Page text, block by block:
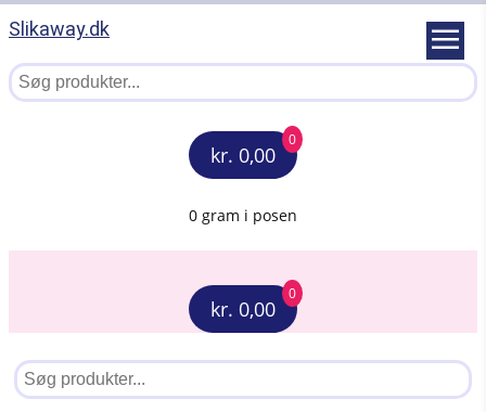
Slikaway.dk
kr. 0,00
0
0 gram i posen
kr. 0,00
0